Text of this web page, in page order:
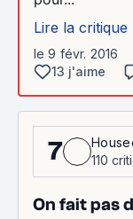
Lire la critique
le 9 févr. 2016
13 j'aime
7
110
On fait pas